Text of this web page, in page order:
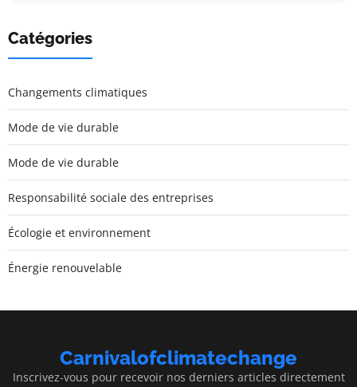
Catégories
Changements climatiques
Mode de vie durable
Mode de vie durable
Responsabilité sociale des entreprises
Écologie et environnement
Énergie renouvelable
Carnivalofclimatechange
Inscrivez-vous pour recevoir nos derniers articles directement